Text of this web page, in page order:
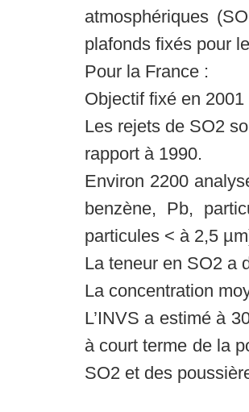
atmosphériques
plafonds fixés pour
Pour la France :
Objectif fixé en
Les rejets de SO2
rapport à 1990.
Environ 2200
benzène, Pb,
particules < à 2,5
La teneur en SO2 a
La concentration
L’INVS a estimé à
à court terme de la
SO2 et des